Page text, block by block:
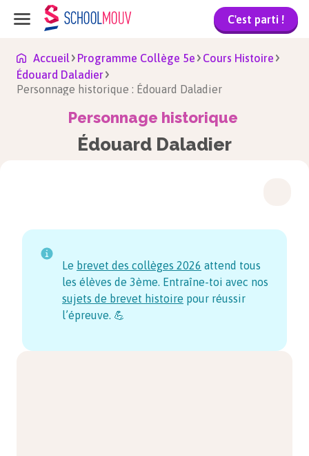
C'est parti !
Accueil Programme Collège 5e
Cours Histoire
Édouard Daladier
Personnage historique : Édouard Daladier
Personnage historique
Édouard Daladier
Le brevet des collèges 2026 attend tous
les élèves de 3ème. Entraîne-toi avec nos
sujets de brevet histoire pour réussir
l’épreuve. 💪